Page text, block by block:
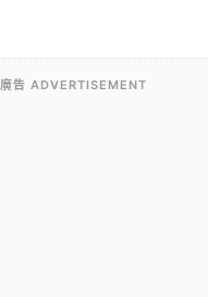
廣告 ADVERTISEMENT